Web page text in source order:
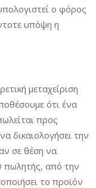
ο φόρος
υπόψη η
μεταχείριση
ότι ένα
προς
δικαιολογήσει την
σε θέση να
πωλητής, από την
το προϊόν